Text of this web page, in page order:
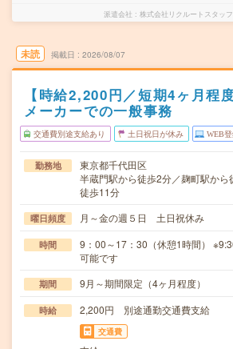
派遣会社 株式会社リクルートスタッ
未読 掲載日 2026/08/07
【時給2,200円／短期4ヶ月程
メーカーでの一般事務
交通費別途支給あり 土日祝日が休み WEB
勤務地
東京都千代田区
半蔵門駅から徒歩2分／麹町駅から
徒歩11分
曜日頻度 月～金の週５日 土日祝休み
時間
9：00～17：30（休憩1時間）
可能です
期間 9月～期間限定（4ヶ月程度）
時給 2,200円 別途通勤交通費支給
交通費